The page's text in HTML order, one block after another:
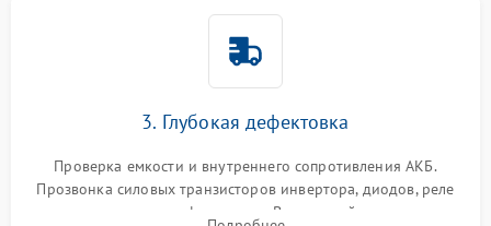
3. Глубокая дефектовка
Проверка емкости и внутреннего сопротивления АКБ.
Прозвонка силовых транзисторов инвертора, диодов, реле
переключения и трансформатора. Визуальный поиск вздутых